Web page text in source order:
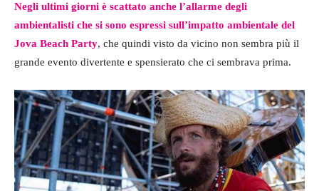
Negli ultimi giorni è scattato anche l’allarme degli
ambientalisti che si sono espressi sull’impatto ambientale del
Jova Beach Party, che quindi visto da vicino non sembra più il
grande evento divertente e spensierato che ci sembrava prima.